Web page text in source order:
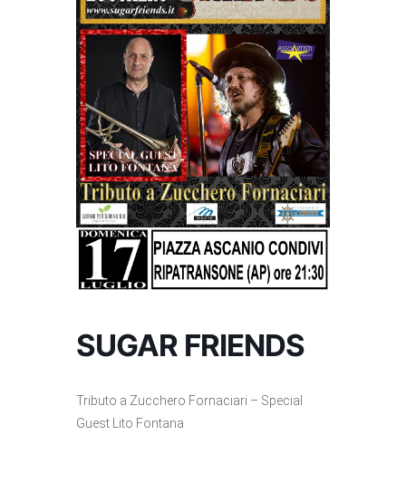
SUGAR FRIENDS
Tributo a Zucchero Fornaciari – Special
Guest Lito Fontana